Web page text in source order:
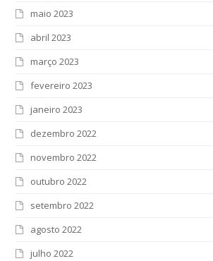
maio 2023
abril 2023
março 2023
fevereiro 2023
janeiro 2023
dezembro 2022
novembro 2022
outubro 2022
setembro 2022
agosto 2022
julho 2022